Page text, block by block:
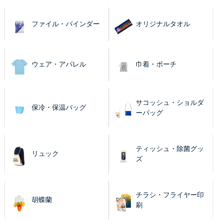
ファイル・バインダー オリジナルタオル
ウェア・アパレル 巾着・ポーチ
保冷・保温バッグ
サコッシュ・ショルダ
ーバッグ
リュック
ティッシュ・除菌グッ
ズ
胡蝶蘭
チラシ・フライヤー印
刷